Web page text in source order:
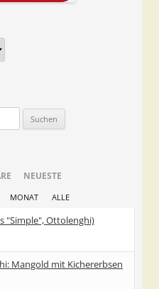
NEUESTE
MONAT ALLE
"Simple", Ottolenghi)
Mangold mit Kichererbsen